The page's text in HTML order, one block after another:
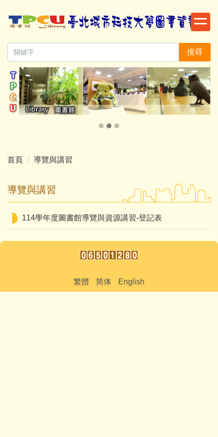
到
要
區
搜尋
首頁 導覽與講習
導覽與講習
114學年度圖書館導覽與資源講習-登記表
繁體 简体 English